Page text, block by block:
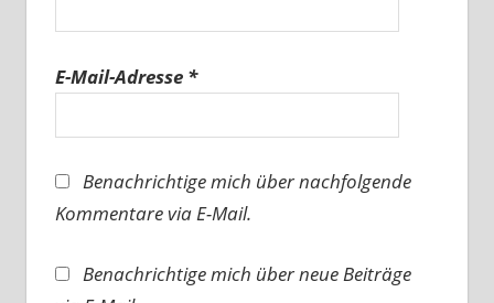
E-Mail-Adresse *
Benachrichtige mich über nachfolgende
Kommentare via E-Mail.
Benachrichtige mich über neue Beiträge